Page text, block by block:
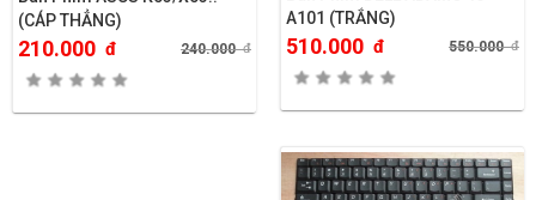
(CÁP THẲNG)
210.000 đ 240.000đ
A101 (TRẮNG)
510.000 đ 550.000đ